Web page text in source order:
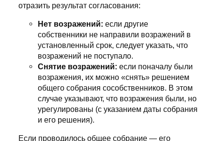
отразить результат согласования:
Нет возражений: если другие
собственники не направили возражений в
установленный срок, следует указать, что
возражений не поступало.
Снятие возражений: если поначалу были
возражения, их можно «снять» решением
общего собрания сособственников. В этом
случае указывают, что возражения были, но
урегулированы (с указанием даты собрания
и его решения).
Если проводилось общее собрание — его